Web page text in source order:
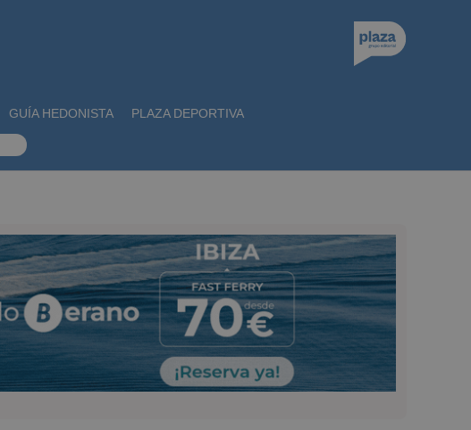
GUÍA HEDONISTA PLAZA DEPORTIVA